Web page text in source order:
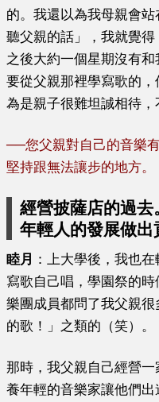
的。我還以為我母親會
聽父親的話」，我就覺
之後大約一個星期沒有
要從父親那裡學寫歌的
為是親子很難坦誠相待，
──您父親對自己的音樂
堅持跟無法讓步的地方。
經營披薩店的過
年輕人的發展做出
睦月
：上大學後，我也
寫歌自己唱，學園祭的時
樂團成員都問了我父親
的歌！」之類的（笑）。
那時，我父親自己經營
養年輕的音樂家讓他們出